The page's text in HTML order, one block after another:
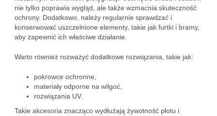
nie tylko poprawia wygląd, ale także wzmacnia skuteczność
ochrony. Dodatkowo, należy regularnie sprawdzać i
konserwować uszczelnione elementy, takie jak furtki i bramy,
aby zapewnić ich właściwe działanie.
Warto również rozważyć dodatkowe rozwiązania, takie jak:
pokrowce ochronne,
materiały odporne na wilgoć,
rozwiązania UV.
Takie akcesoria znacząco wydłużają żywotność płotu i